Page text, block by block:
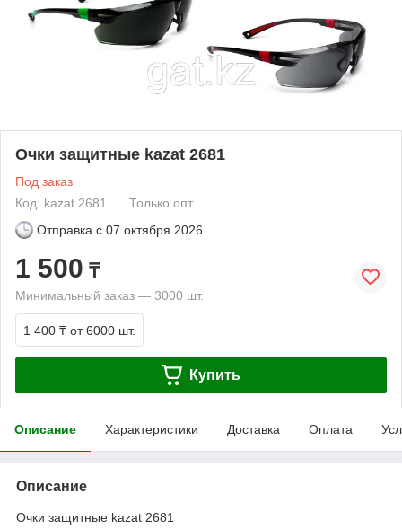
Очки защитные kazat 2681
Под заказ
Код: kazat 2681
Только опт
Отправка с 07 октября 2026
1 500 ₸
Минимальный заказ — 3000 шт.
1 400 ₸ от 6000 шт.
Купить
Описание Характеристики Доставка Оплата
Описание
Очки защитные kazat 2681